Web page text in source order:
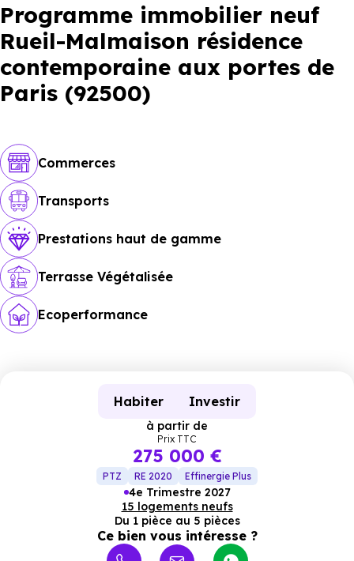
Financer
Programme immobilier neuf
Rueil-Malmaison résidence
contemporaine aux portes de
Paris (92500)
Commerces
Transports
Prestations haut de gamme
Terrasse Végétalisée
Ecoperformance
Habiter Investir
à partir de
Prix TTC
275 000 €
PTZ RE 2020 Effinergie Plus
4e Trimestre 2027
15 logements neufs
Du 1 pièce au 5 pièces
Ce bien vous intéresse ?